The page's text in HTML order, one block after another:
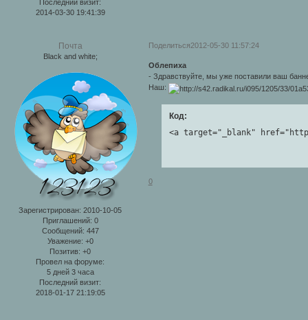
Последний визит:
2014-03-30 19:41:39
Поделиться2012-05-30 11:57:24
Почта
Black and white;
Зарегистрирован: 2010-10-05
Приглашений: 0
Сообщений: 447
Уважение: +0
Позитив: +0
Провел на форуме:
5 дней 3 часа
Последний визит:
2018-01-17 21:19:05
Облепиха
- Здравствуйте, мы уже поставили ваш
Наш:
Код:
<a target="_blank"
0